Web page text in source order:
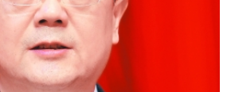
利企服務
陽光政務